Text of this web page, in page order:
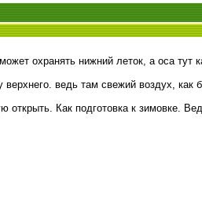
охранять нижний леток, а оса тут
ведь там свежий воздух, как
Как подготовка к зимовке.